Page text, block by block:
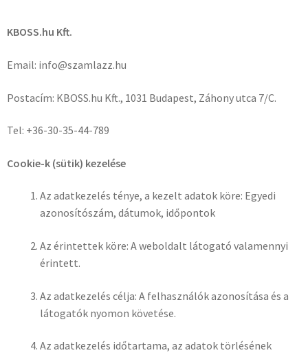
KBOSS.hu Kft.
Email: info@szamlazz.hu
Postacím: KBOSS.hu Kft., 1031 Budapest, Záhony utca 7/C.
Tel: +36-30-35-44-789
Cookie-k (sütik) kezelése
Az adatkezelés ténye, a kezelt adatok köre: Egyedi
azonosítószám, dátumok, időpontok
Az érintettek köre: A weboldalt látogató valamennyi
érintett.
Az adatkezelés célja: A felhasználók azonosítása és a
látogatók nyomon követése.
Az adatkezelés időtartama, az adatok törlésének